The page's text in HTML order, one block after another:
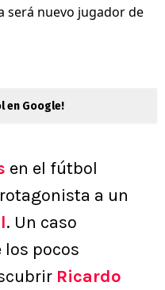
será nuevo jugador de
en Google!
en el fútbol
a un
. Un caso
los pocos
Ricardo